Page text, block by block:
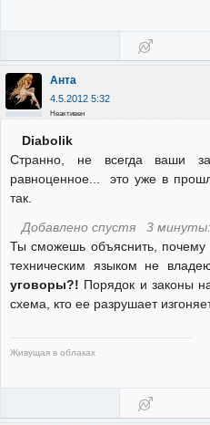
Анта
4.5.2012 5:32
Неактивен
Diabolik
Странно, не всегда ваши
равноценное... это уже в
так.
Добавлено спустя 3 минуты:
Ты сможешь объяснить, почему
техническим языком не
уговоры?! Порядок и законы
схема, кто ее разрушает
Живущая в облаках